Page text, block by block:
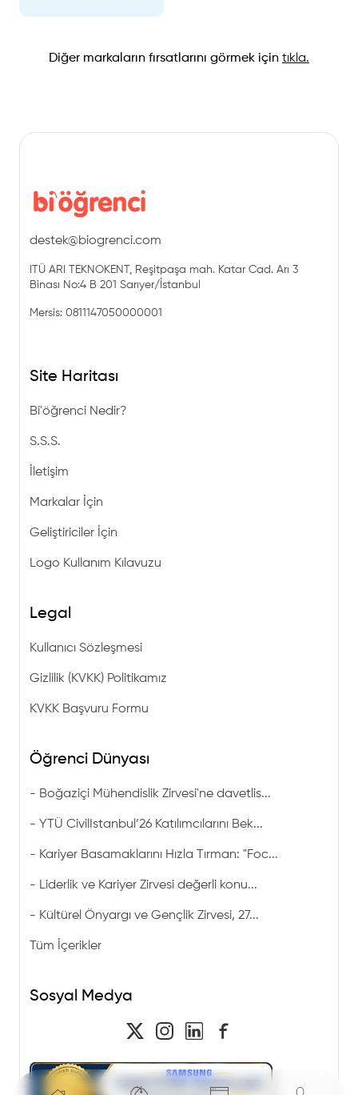
Diğer markaların fırsatlarını görmek için tıkla.
destek@biogrenci.com
ITÜ ARI TEKNOKENT, Reşitpaşa mah. Katar Cad. Arı 3
Binası No:4 B 201 Sarıyer/İstanbul
Mersis: 0811147050000001
Site Haritası
Bi'öğrenci Nedir?
S.S.S.
İletişim
Markalar İçin
Geliştiriciler İçin
Logo Kullanım Kılavuzu
Legal
Kullanıcı Sözleşmesi
Gizlilik (KVKK) Politikamız
KVKK Başvuru Formu
Öğrenci Dünyası
- Boğaziçi Mühendislik Zirvesi'ne davetlis...
- YTÜ CivilIstanbul’26 Katılımcılarını Bek...
- Kariyer Basamaklarını Hızla Tırman: "Foc...
- Liderlik ve Kariyer Zirvesi değerli konu...
- Kültürel Önyargı ve Gençlik Zirvesi, 27...
Tüm İçerikler
Sosyal Medya